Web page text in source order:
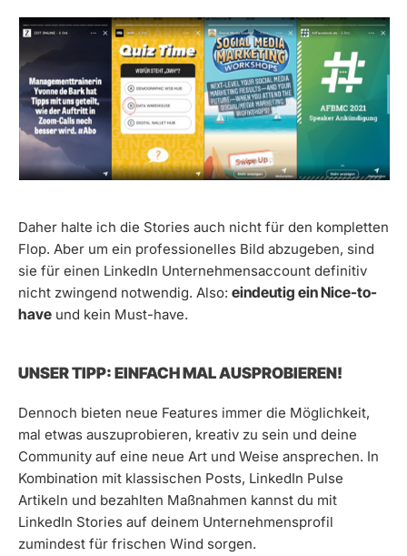
Daher halte ich die Stories auch nicht für den kompletten
Flop. Aber um ein professionelles Bild abzugeben, sind
sie für einen LinkedIn Unternehmensaccount definitiv
nicht zwingend notwendig. Also: eindeutig ein Nice-to-
have und kein Must-have.
UNSER TIPP: EINFACH MAL AUSPROBIEREN!
Dennoch bieten neue Features immer die Möglichkeit,
mal etwas auszuprobieren, kreativ zu sein und deine
Community auf eine neue Art und Weise ansprechen. In
Kombination mit klassischen Posts, LinkedIn Pulse
Artikeln und bezahlten Maßnahmen kannst du mit
LinkedIn Stories auf deinem Unternehmensprofil
zumindest für frischen Wind sorgen.